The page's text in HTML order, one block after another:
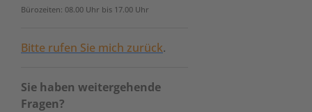
Bürozeiten: 08.00 Uhr bis 17.00 Uhr
Bitte rufen Sie mich zurück.
Sie haben weitergehende
Fragen?